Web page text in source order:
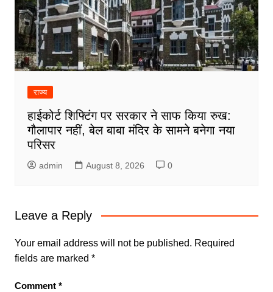
राज्य
हाईकोर्ट शिफ्टिंग पर सरकार ने साफ किया रुख:
गौलापार नहीं, बेल बाबा मंदिर के सामने बनेगा नया
परिसर
admin August 8, 2026 0
Leave a Reply
Your email address will not be published. Required
fields are marked *
Comment *